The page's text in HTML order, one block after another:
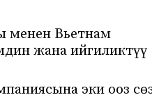
менен Вьетнам
жана ийгиликтүү
эки ооз